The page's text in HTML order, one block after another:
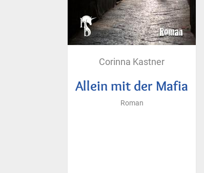
Corinna Kastner
Allein mit der Mafia
Roman